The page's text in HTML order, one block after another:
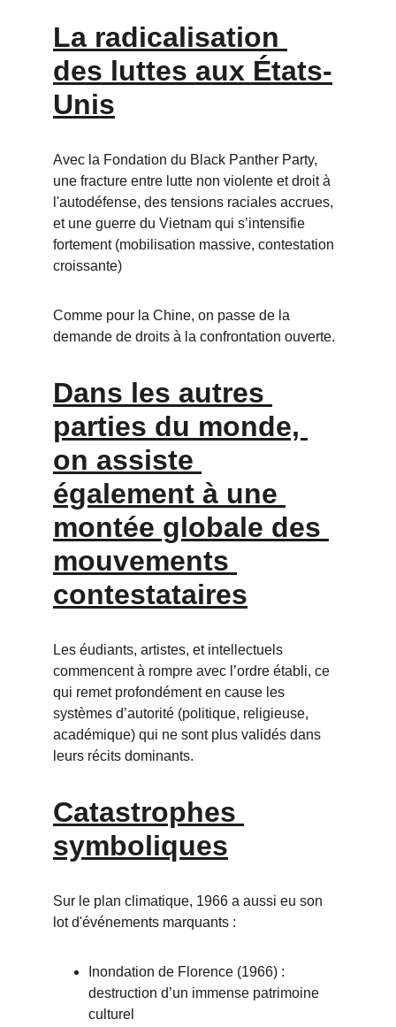
La radicalisation
des luttes aux États-
Unis
Avec la Fondation du Black Panther Party,
une fracture entre lutte non violente et droit à
l'autodéfense, des tensions raciales accrues,
et une guerre du Vietnam qui s’intensifie
fortement (mobilisation massive, contestation
croissante)
Comme pour la Chine, on passe de la
demande de droits à la confrontation ouverte.
Dans les autres
parties du monde,
on assiste
également à une
montée globale des
mouvements
contestataires
Les éudiants, artistes, et intellectuels
commencent à rompre avec l’ordre établi, ce
qui remet profondément en cause les
systèmes d’autorité (politique, religieuse,
académique) qui ne sont plus validés dans
leurs récits dominants.
Catastrophes
symboliques
Sur le plan climatique, 1966 a aussi eu son
lot d'événements marquants :
Inondation de Florence (1966) :
destruction d’un immense patrimoine
culturel